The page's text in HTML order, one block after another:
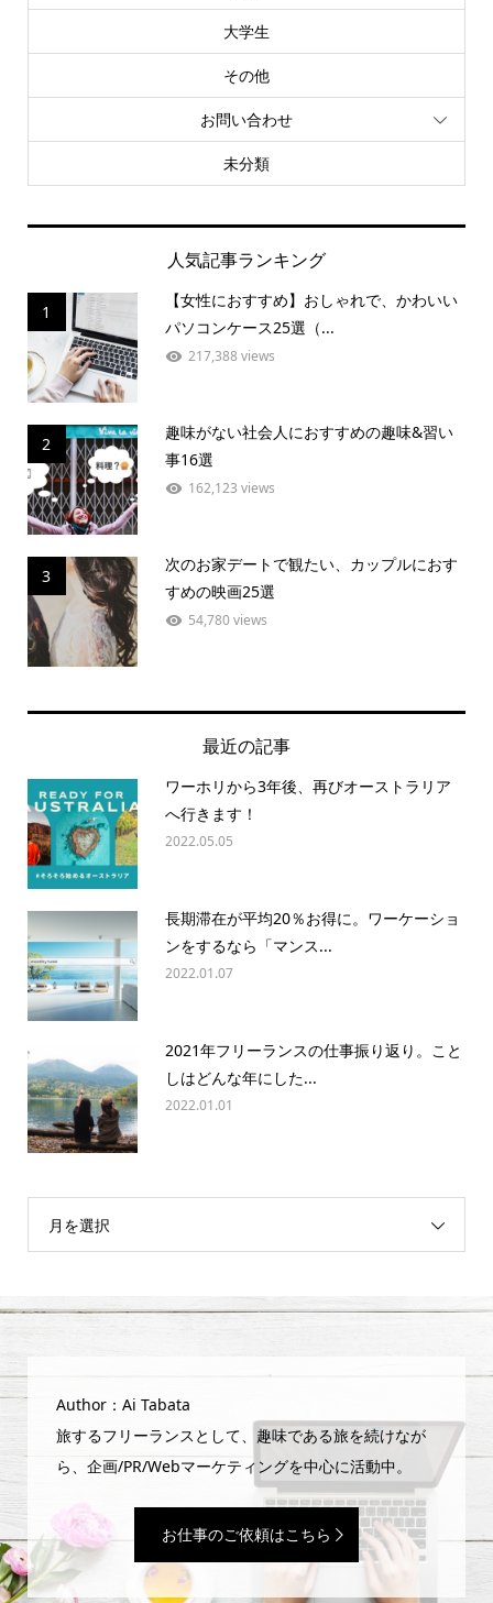
大学生
その他
お問い合わせ
未分類
人気記事ランキング
1
【女性におすすめ】おしゃれで、かわいい
パソコンケース25選（...
217,388 views
2
趣味がない社会人におすすめの趣味&習い
事16選
162,123 views
3
次のお家デートで観たい、カップルにおす
すめの映画25選
54,780 views
最近の記事
ワーホリから3年後、再びオーストラリア
へ行きます！
2022.05.05
長期滞在が平均20％お得に。ワーケーショ
ンをするなら「マンス...
2022.01.07
2021年フリーランスの仕事振り返り。こと
しはどんな年にした...
2022.01.01
月を選択
Author：Ai Tabata
旅するフリーランスとして、趣味である旅を続けなが
ら、企画/PR/Webマーケティングを中心に活動中。
お仕事のご依頼はこちら